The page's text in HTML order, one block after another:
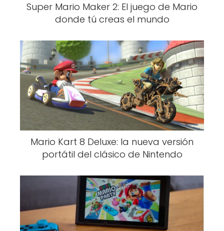
Super Mario Maker 2: El juego de Mario
donde tú creas el mundo
Mario Kart 8 Deluxe: la nueva versión
portátil del clásico de Nintendo